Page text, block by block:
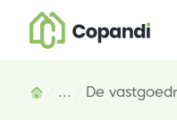
... De